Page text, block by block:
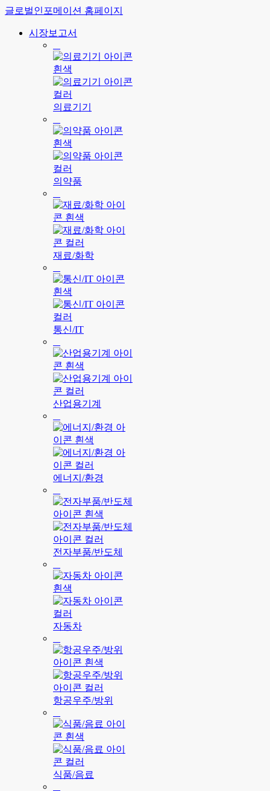
글로벌인포메이션 홈페이지
시장보고서
의료기기
의약품
재료/화학
통신/IT
산업용기계
에너지/환경
전자부품/반도체
자동차
항공우주/방위
식품/음료